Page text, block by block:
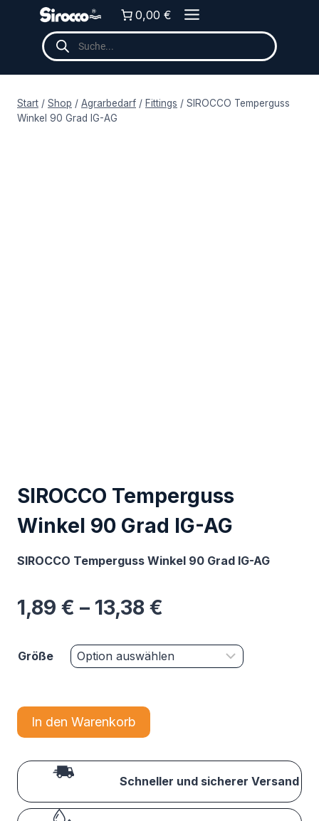
springen
0,00 €
Products
search
Start / Shop / Agrarbedarf / Fittings / SIROCCO Temperguss
Winkel 90 Grad IG-AG
SIROCCO Temperguss
Winkel 90 Grad IG-AG
SIROCCO Temperguss Winkel 90 Grad IG-AG
1,89 € – 13,38 €
Größe
In den Warenkorb
Schneller und sicherer Versand